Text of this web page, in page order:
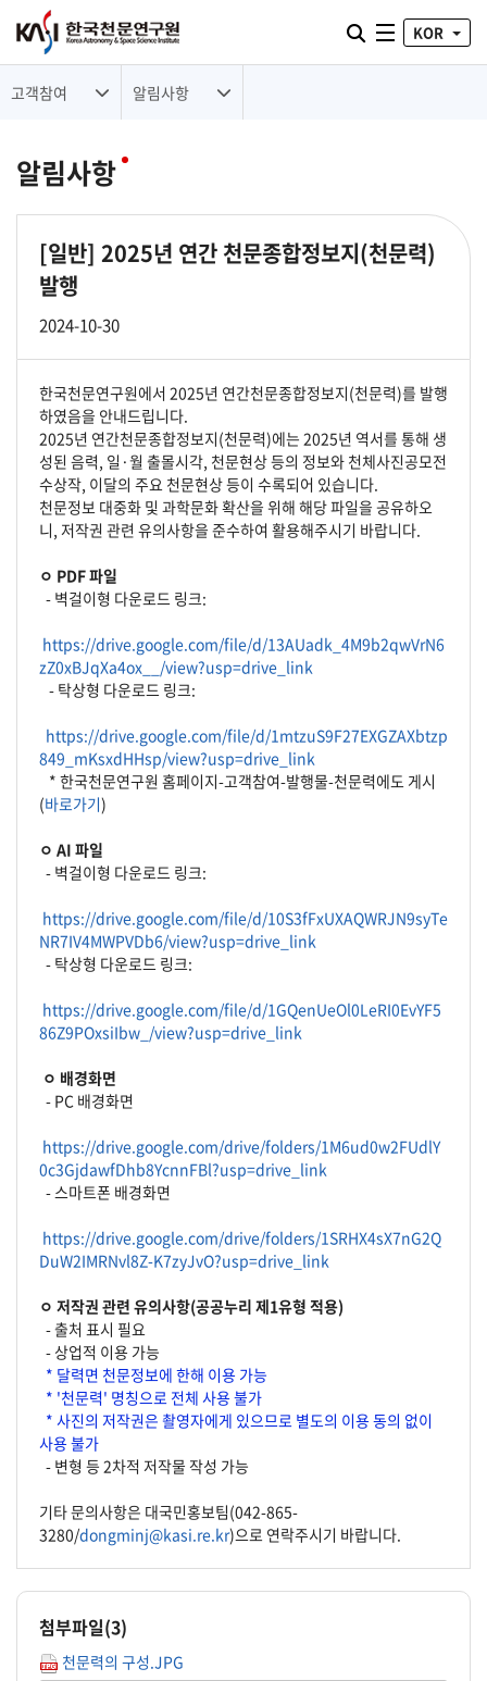
통합검색 열기
전체메뉴
KOR
고객참여 알림사항
알림사항
[일반] 2025년 연간 천문종합정보지(천문력)
발행
2024-10-30
한국천문연구원에서 2025년 연간천문종합정보지(천문력)를 발행
하였음을 안내드립니다.
2025년 연간천문종합정보지(천문력)에는 2025년 역서를 통해 생
성된 음력, 일·월 출몰시각, 천문현상 등의 정보와 천체사진공모전
수상작, 이달의 주요 천문현상 등이 수록되어 있습니다.
천문정보 대중화 및 과학문화 확산을 위해 해당 파일을 공유하오
니, 저작권 관련 유의사항을 준수하여 활용해주시기 바랍니다.
ㅇ PDF 파일
- 벽걸이형 다운로드 링크:
https://drive.google.com/file/d/13AUadk_4M9b2qwVrN6
zZ0xBJqXa4ox__/view?usp=drive_link
- 탁상형 다운로드 링크:
https://drive.google.com/file/d/1mtzuS9F27EXGZAXbtzp
849_mKsxdHHsp/view?usp=drive_link
* 한국천문연구원 홈페이지-고객참여-발행물-천문력에도 게시
(바로가기)
ㅇ AI 파일
- 벽걸이형 다운로드 링크:
https://drive.google.com/file/d/10S3fFxUXAQWRJN9syTe
NR7IV4MWPVDb6/view?usp=drive_link
- 탁상형 다운로드 링크:
https://drive.google.com/file/d/1GQenUeOl0LeRI0EvYF5
86Z9POxsiIbw_/view?usp=drive_link
ㅇ 배경화면
- PC 배경화면
https://drive.google.com/drive/folders/1M6ud0w2FUdlY
0c3GjdawfDhb8YcnnFBl?usp=drive_link
- 스마트폰 배경화면
https://drive.google.com/drive/folders/1SRHX4sX7nG2Q
DuW2IMRNvl8Z-K7zyJvO?usp=drive_link
ㅇ 저작권 관련 유의사항(공공누리 제1유형 적용)
- 출처 표시 필요
- 상업적 이용 가능
* 달력면 천문정보에 한해 이용 가능
* '천문력' 명칭으로 전체 사용 불가
* 사진의 저작권은 촬영자에게 있으므로 별도의 이용 동의 없이
사용 불가
- 변형 등 2차적 저작물 작성 가능
기타 문의사항은 대국민홍보팀(042-865-
3280/dongminj@kasi.re.kr)으로 연락주시기 바랍니다.
첨부파일(3)
천문력의 구성.JPG